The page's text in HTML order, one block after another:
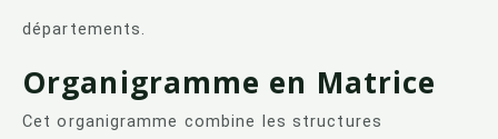
départements.
Organigramme en Matrice
Cet organigramme combine les structures